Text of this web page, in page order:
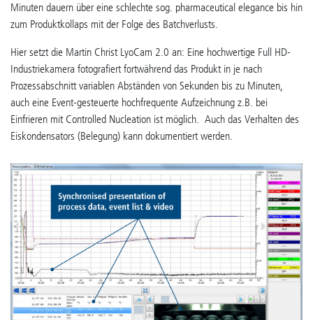
Minuten dauern über eine schlechte sog. pharmaceutical elegance bis hin
zum Produktkollaps mit der Folge des Batchverlusts.
Hier setzt die Martin Christ LyoCam 2.0 an: Eine hochwertige Full HD-
Industriekamera fotografiert fortwährend das Produkt in je nach
Prozessabschnitt variablen Abständen von Sekunden bis zu Minuten,
auch eine Event-gesteuerte hochfrequente Aufzeichnung z.B. bei
Einfrieren mit Controlled Nucleation ist möglich. Auch das Verhalten des
Eiskondensators (Belegung) kann dokumentiert werden.